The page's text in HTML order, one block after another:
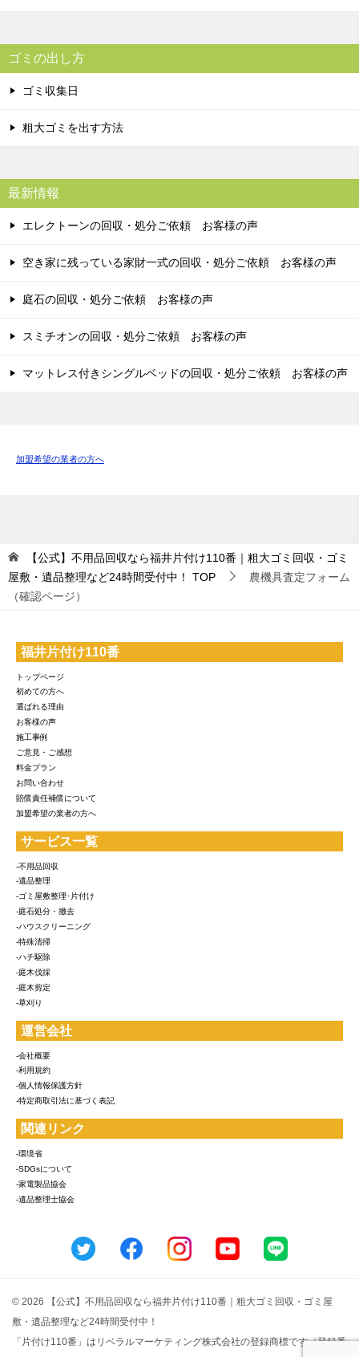
ゴミの出し方
ゴミ収集日
粗大ゴミを出す方法
最新情報
エレクトーンの回収・処分ご依頼 お客様の声
空き家に残っている家財一式の回収・処分ご依頼 お客様の声
庭石の回収・処分ご依頼 お客様の声
スミチオンの回収・処分ご依頼 お客様の声
マットレス付きシングルベッドの回収・処分ご依頼 お客様の声
加盟希望の業者の方へ
【公式】不用品回収なら福井片付け110番｜粗大ゴミ回収・ゴミ
屋敷・遺品整理など24時間受付中！
TOP
農機具査定フォーム
（確認ページ）
福井片付け110番
トップページ
初めての方へ
選ばれる理由
お客様の声
施工事例
ご意見・ご感想
料金プラン
お問い合わせ
賠償責任補償について
加盟希望の業者の方へ
サービス一覧
-不用品回収
-遺品整理
-ゴミ屋敷整理･片付け
-庭石処分・撤去
-ハウスクリーニング
-特殊清掃
-ハチ駆除
-庭木伐採
-庭木剪定
-草刈り
運営会社
-会社概要
-利用規約
-個人情報保護方針
-特定商取引法に基づく表記
関連リンク
-環境省
-SDGsについて
-家電製品協会
-遺品整理士協会
© 2026 【公式】不用品回収なら福井片付け110番｜粗大ゴミ回収・ゴミ屋
敷・遺品整理など24時間受付中！
「片付け110番」はリベラルマーケティング株式会社の登録商標です（登録番